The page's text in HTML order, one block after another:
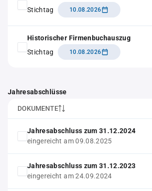
Stichtag
10.08.2026
Historischer Firmenbuchauszug
Stichtag
10.08.2026
Jahresabschlüsse
DOKUMENTE
Jahresabschluss zum 31.12.2024
eingereicht am 09.08.2025
Jahresabschluss zum 31.12.2023
eingereicht am 24.09.2024